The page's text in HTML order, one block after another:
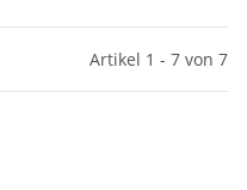
Artikel 1 - 7 von 7